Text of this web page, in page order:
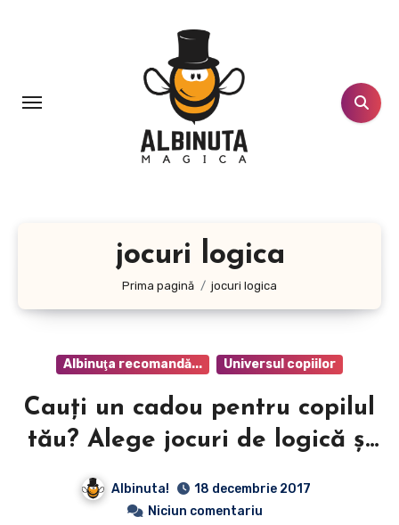
jocuri logica
Prima pagină jocuri logica
Albinuţa recomandă... Universul copiilor
Cauți un cadou pentru copilul
tău? Alege jocuri de logică și
sigur vei face cea mai bună
alegere.
Albinuta!
18 decembrie 2017
Niciun comentariu